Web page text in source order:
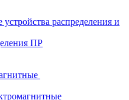
распределения и
ПР